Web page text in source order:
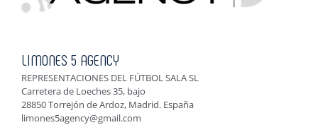
LIMONES 5 AGENCY
REPRESENTACIONES DEL FÚTBOL SALA SL
Carretera de Loeches 35, bajo
28850 Torrejón de Ardoz, Madrid. España
limones5agency@gmail.com